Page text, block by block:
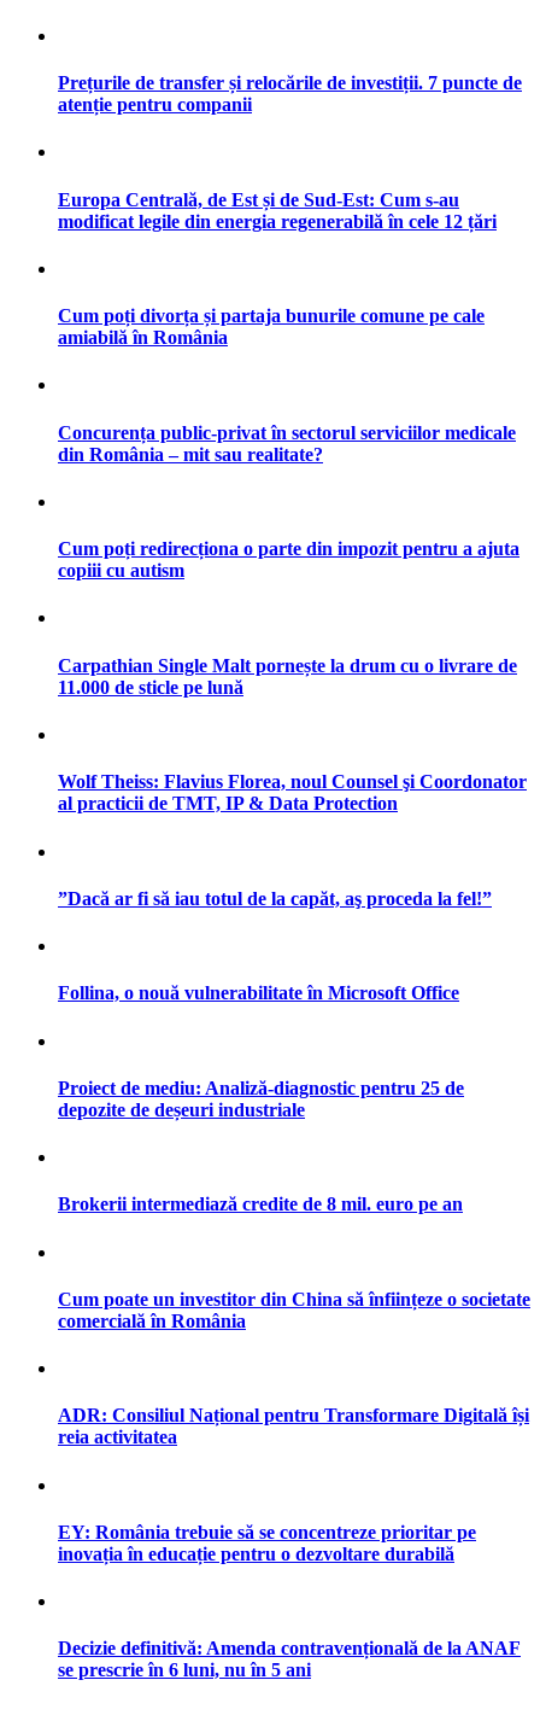
Prețurile de transfer și relocările de investiții. 7 puncte de
atenție pentru companii
Europa Centrală, de Est și de Sud-Est: Cum s-au
modificat legile din energia regenerabilă în cele 12 țări
Cum poți divorța și partaja bunurile comune pe cale
amiabilă în România
Concurența public-privat în sectorul serviciilor medicale
din România – mit sau realitate?
Cum poți redirecționa o parte din impozit pentru a ajuta
copiii cu autism
Carpathian Single Malt pornește la drum cu o livrare de
11.000 de sticle pe lună
Wolf Theiss: Flavius Florea, noul Counsel şi Coordonator
al practicii de TMT, IP & Data Protection
”Dacă ar fi să iau totul de la capăt, aş proceda la fel!”
Follina, o nouă vulnerabilitate în Microsoft Office
Proiect de mediu: Analiză-diagnostic pentru 25 de
depozite de deșeuri industriale
Brokerii intermediază credite de 8 mil. euro pe an
Cum poate un investitor din China să înființeze o societate
comercială în România
ADR: Consiliul Național pentru Transformare Digitală își
reia activitatea
EY: România trebuie să se concentreze prioritar pe
inovația în educație pentru o dezvoltare durabilă
Decizie definitivă: Amenda contravențională de la ANAF
se prescrie în 6 luni, nu în 5 ani